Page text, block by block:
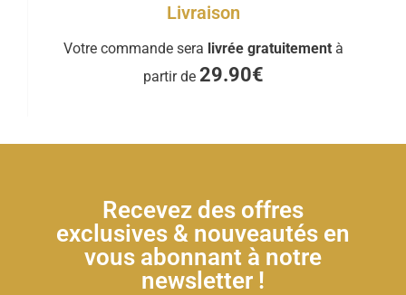
Livraison
Votre commande sera livrée gratuitement à
partir de 29.90€
Recevez des offres
exclusives & nouveautés en
vous abonnant à notre
newsletter !